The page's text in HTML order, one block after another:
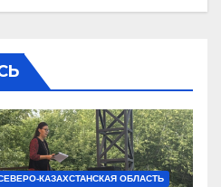
КАЗАХСТАНСКАЯ ОБЛАСТЬ